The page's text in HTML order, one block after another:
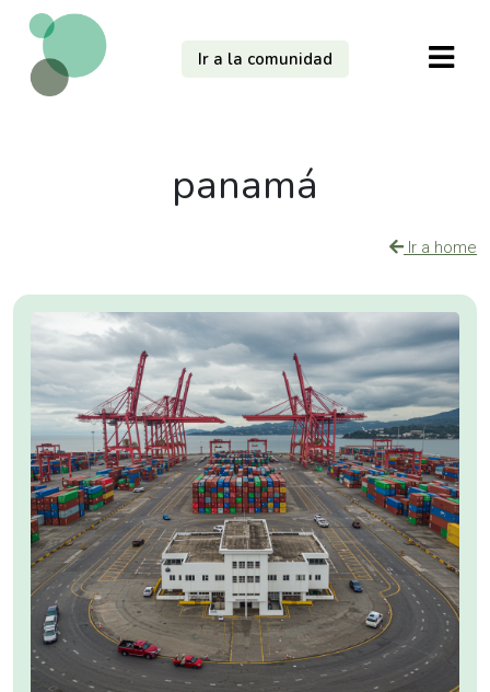
Ir a la comunidad
panamá
Ir a home